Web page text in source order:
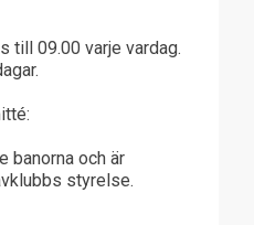
till 09.00 varje vardag.
banorna och är
styrelse.